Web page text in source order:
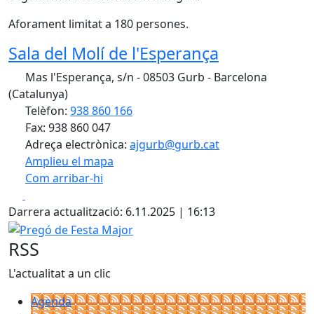
Aforament limitat a 180 persones.
Sala del Molí de l'Esperança
Mas l'Esperança, s/n - 08503 Gurb - Barcelona
(Catalunya)
Telèfon: 938 860 166
Fax: 938 860 047
Adreça electrònica: ajgurb@gurb.cat
Amplieu el mapa
Com arribar-hi
+
−
Darrera actualització: 6.11.2025 | 16:13
Pregó de Festa Major
RSS
L'actualitat a un clic
Agenda